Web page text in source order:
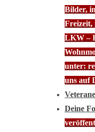
Bilder,
Freizeit,
LKW –
unter:
uns auf
Deine